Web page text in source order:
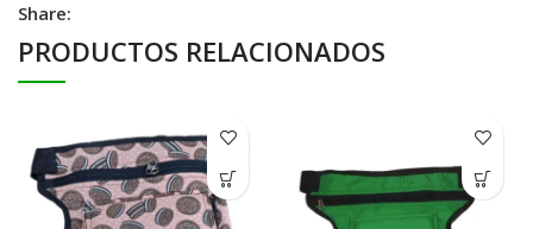
Share:
PRODUCTOS RELACIONADOS